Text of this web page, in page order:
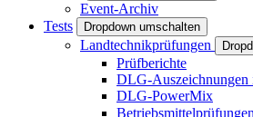
Event-Archiv
Tests
Dropdown umschalten
Landtechnikprüfungen
Prüfberichte
DLG-
DLG-PowerMix
Betriebsmittelprüfungen